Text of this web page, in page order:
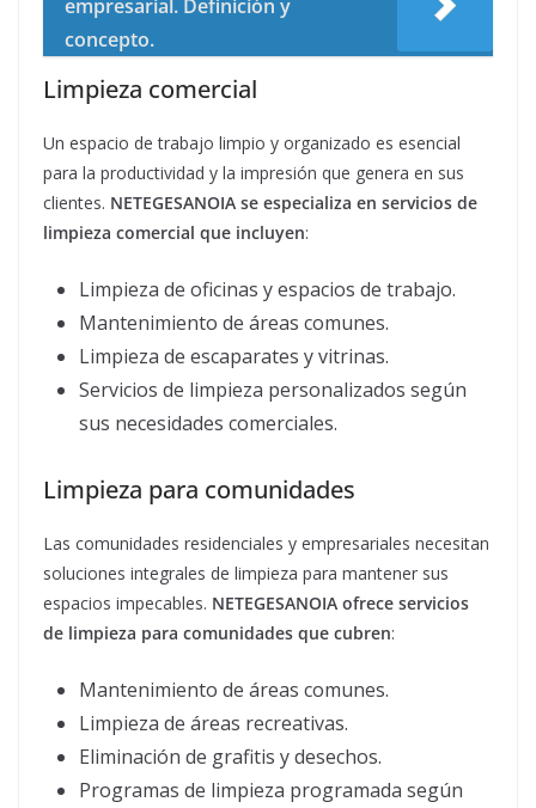
empresarial. Definición y
concepto.
Limpieza comercial
Un espacio de trabajo limpio y organizado es esencial
para la productividad y la impresión que genera en sus
clientes. NETEGESANOIA se especializa en servicios de
limpieza comercial que incluyen:
Limpieza de oficinas y espacios de trabajo.
Mantenimiento de áreas comunes.
Limpieza de escaparates y vitrinas.
Servicios de limpieza personalizados según
sus necesidades comerciales.
Limpieza para comunidades
Las comunidades residenciales y empresariales necesitan
soluciones integrales de limpieza para mantener sus
espacios impecables. NETEGESANOIA ofrece servicios
de limpieza para comunidades que cubren:
Mantenimiento de áreas comunes.
Limpieza de áreas recreativas.
Eliminación de grafitis y desechos.
Programas de limpieza programada según